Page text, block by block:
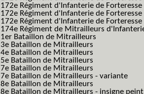
172e Régiment d'Infanterie de
172e Régiment d'Infanterie de
172e Régiment d'Infanterie de
174e Régiment de Mitrailleurs
1er Bataillon de Mitrailleurs
3e Bataillon de Mitrailleurs
4e Bataillon de Mitrailleurs
5e Bataillon de Mitrailleurs
7e Bataillon de Mitrailleurs
7e Bataillon de Mitrailleurs - variante
8e Bataillon de Mitrailleurs
8e Bataillon de Mitrailleurs - insigne peint